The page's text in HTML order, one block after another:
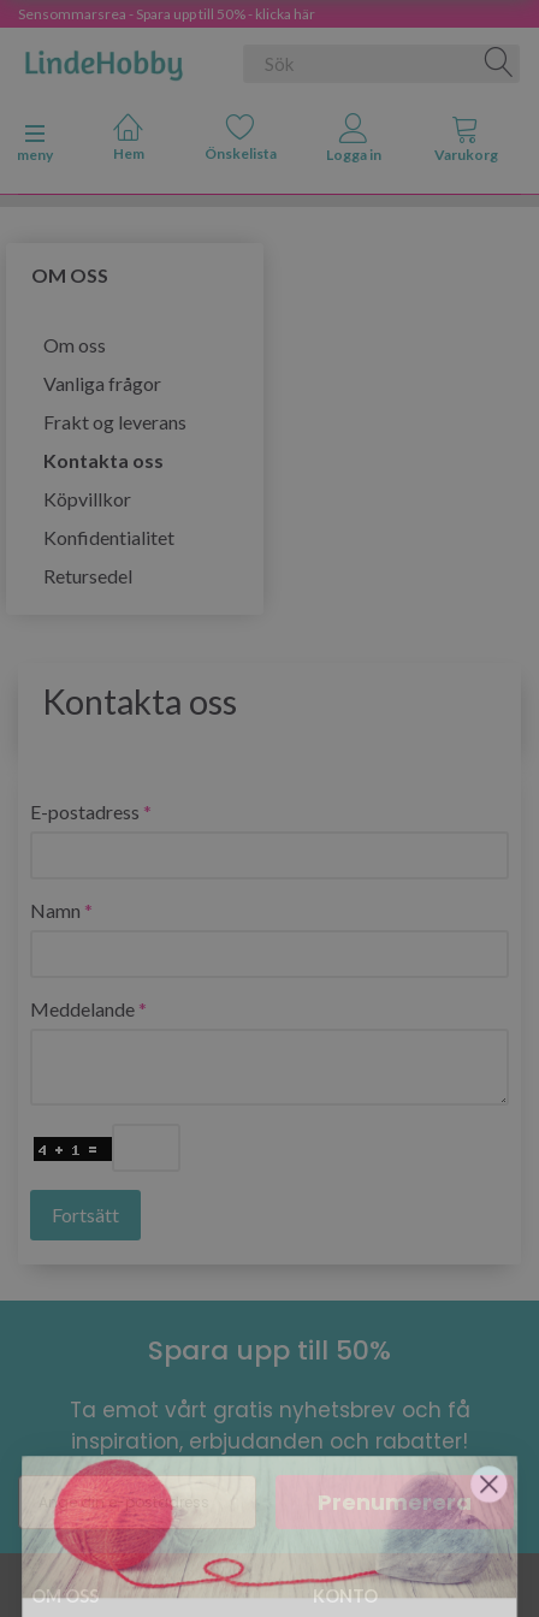
Sensommarsrea - Spara upp till 50% - klicka här
Ändra navigering
meny
OM OSS
Om oss
Vanliga frågor
Frakt og leverans
Kontakta oss
Köpvillkor
Konfidentialitet
Retursedel
Kontakta oss
E-postadress
Namn
Meddelande
Fortsätt
Spara upp till 50%
Ta emot vårt gratis nyhetsbrev och få
inspiration, erbjudanden och rabatter!
Prenumerera
OM OSS KONTO